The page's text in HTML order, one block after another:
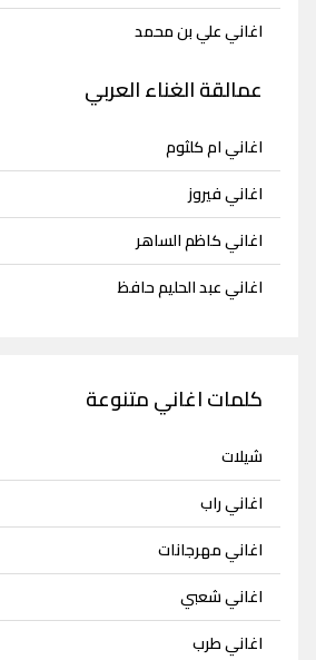
اغاني علي بن محمد
عمالقة الغناء العربي
اغاني ام كلثوم
اغاني فيروز
اغاني كاظم الساهر
اغاني عبد الحليم حافظ
كلمات اغاني متنوعة
شيلات
اغاني راب
اغاني مهرجانات
اغاني شعبي
اغاني طرب